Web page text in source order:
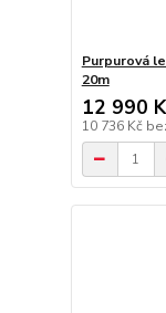
Purpurová
20m
12 990
10 736 Kč